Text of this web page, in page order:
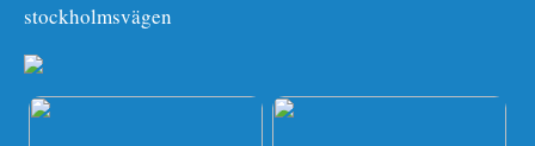
stockholmsvägen